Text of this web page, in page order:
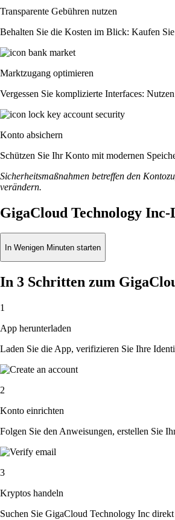
Transparente Gebühren nutzen
Behalten Sie die Kosten im Blick: Kaufen
Marktzugang optimieren
Vergessen Sie komplizierte Interfaces:
Konto absichern
Schützen Sie Ihr Konto mit modernen
Sicherheitsmaßnahmen betreffen den
verändern.
GigaCloud Technology
In Wenigen Minuten starten
In 3 Schritten zum
1
App herunterladen
Laden Sie die App, verifizieren Sie Ihre
2
Konto einrichten
Folgen Sie den Anweisungen, erstellen Sie
3
Kryptos handeln
Suchen Sie GigaCloud Technology Inc